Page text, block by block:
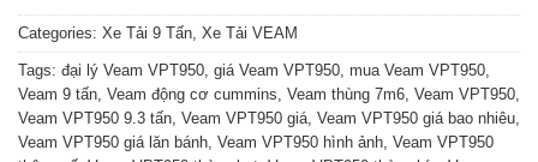
Categories: Xe Tải 9 Tấn Xe Tải VEAM
Tags: đại lý Veam VPT950 giá Veam VPT950 mua Veam VPT950
Veam 9 tấn Veam động cơ cummins Veam thùng 7m6 Veam VPT950
Veam VPT950 9.3 tấn Veam VPT950 giá Veam VPT950 giá bao nhiêu
Veam VPT950 giá lăn bánh Veam VPT950 hình ảnh Veam VPT950